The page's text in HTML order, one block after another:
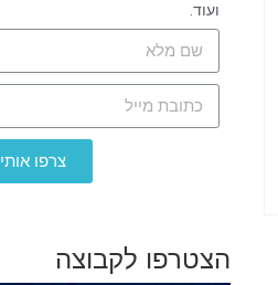
ועוד.
צרפו אותי
הצטרפו לקבוצה